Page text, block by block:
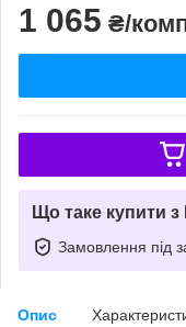
1 065 ₴/
Що таке купити
Замовлення під
Опис